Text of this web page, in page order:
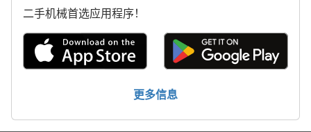
二手机械首选应用程序！
更多信息